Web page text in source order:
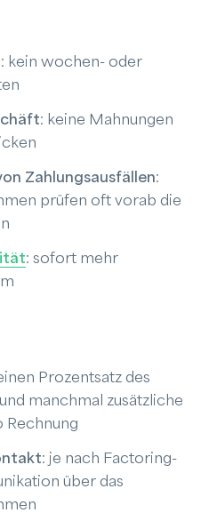
: kein wochen- oder
: keine Mahnungen
Zahlungsausfällen:
prüfen oft vorab die
: sofort mehr
Prozentsatz des
manchmal zusätzliche
Rechnung
: je nach Factoring-
über das